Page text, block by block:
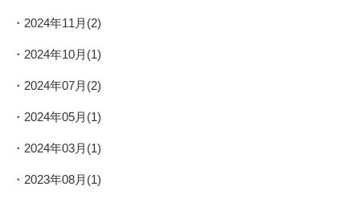
2024年11月(2)
2024年10月(1)
2024年07月(2)
2024年05月(1)
2024年03月(1)
2023年08月(1)